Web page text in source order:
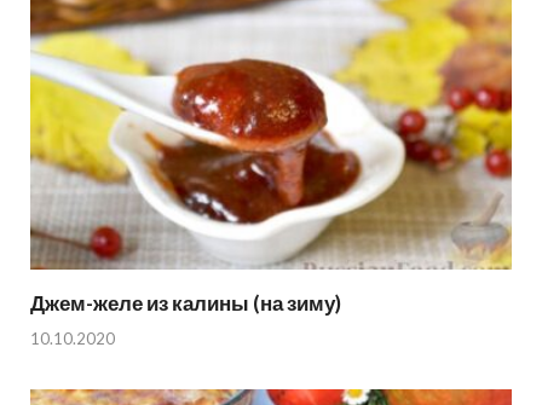
Джем-желе из калины (на зиму)
10.10.2020